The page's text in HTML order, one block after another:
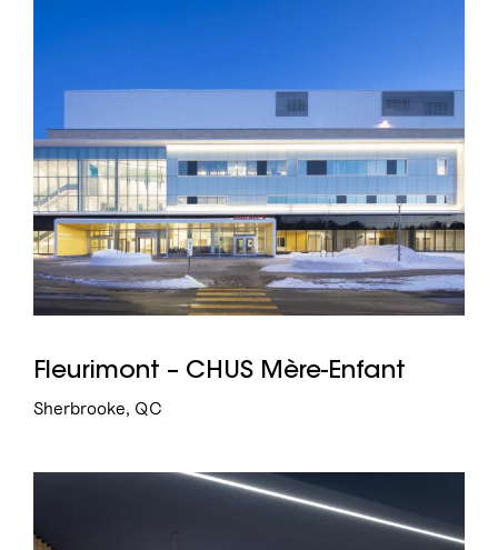
Fleurimont – CHUS Mère-Enfant
Sherbrooke, QC